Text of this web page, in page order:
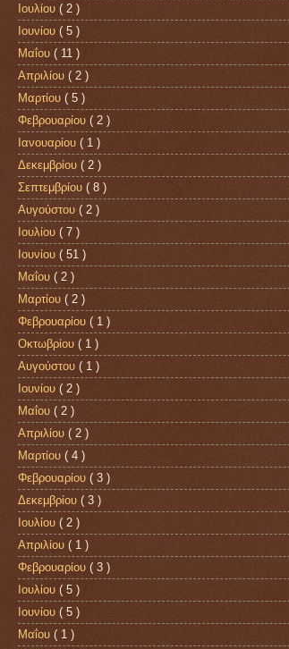
Ιουλίου ( 2 )
Ιουνίου ( 5 )
Μαΐου ( 11 )
Απριλίου ( 2 )
Μαρτίου ( 5 )
Φεβρουαρίου ( 2 )
Ιανουαρίου ( 1 )
Δεκεμβρίου ( 2 )
Σεπτεμβρίου ( 8 )
Αυγούστου ( 2 )
Ιουλίου ( 7 )
Ιουνίου ( 51 )
Μαΐου ( 2 )
Μαρτίου ( 2 )
Φεβρουαρίου ( 1 )
Οκτωβρίου ( 1 )
Αυγούστου ( 1 )
Ιουνίου ( 2 )
Μαΐου ( 2 )
Απριλίου ( 2 )
Μαρτίου ( 4 )
Φεβρουαρίου ( 3 )
Δεκεμβρίου ( 3 )
Ιουλίου ( 2 )
Απριλίου ( 1 )
Φεβρουαρίου ( 3 )
Ιουλίου ( 5 )
Ιουνίου ( 5 )
Μαΐου ( 1 )